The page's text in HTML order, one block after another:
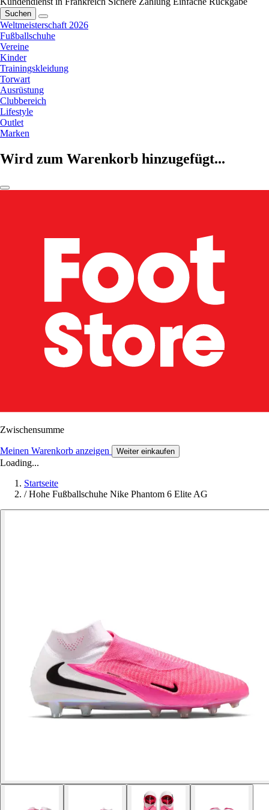
Suchen
Weltmeisterschaft 2026
Fußballschuhe
Vereine
Kinder
Trainingskleidung
Torwart
Ausrüstung
Clubbereich
Lifestyle
Outlet
Marken
Wird zum Warenkorb hinzugefügt...
Zwischensumme
Meinen Warenkorb anzeigen Weiter einkaufen
Loading...
Startseite
/ Hohe Fußballschuhe Nike Phantom 6 Elite AG